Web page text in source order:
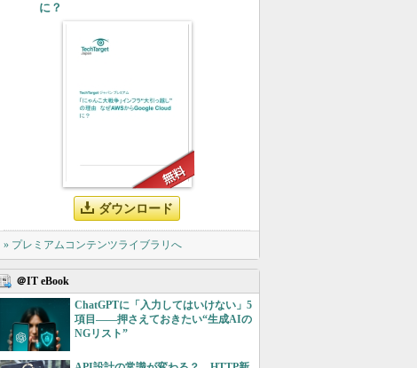
に？
ダウンロード
» プレミアムコンテンツライブラリへ
＠IT eBook
ChatGPTに「入力してはいけない」5
項目――押さえておきたい“生成AIの
NGリスト”